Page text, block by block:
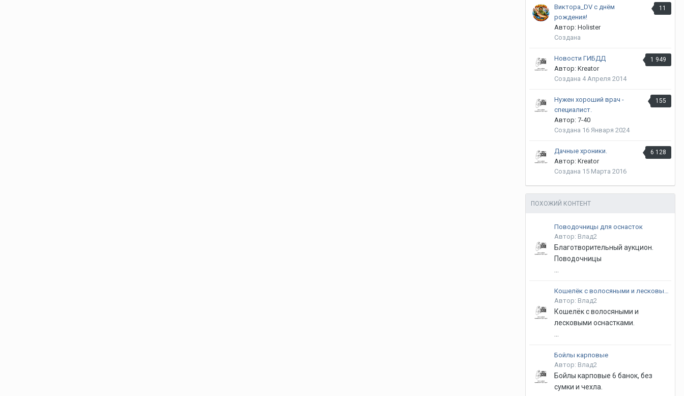
11
Виктора_DV с днём
рождения!
Автор: Holister
Создана
1 949
Новости ГИБДД
Автор: Kreator
Создана 4 Апреля 2014
155
Нужен хороший врач -
специалист.
Автор: 7-40
Создана 16 Января 2024
6 128
Дачные хроники.
Автор: Kreator
Создана 15 Марта 2016
ПОХОЖИЙ КОНТЕНТ
Поводочницы для оснасток
Автор: Влад2
Благотворительный аукцион.
Поводочницы
Автор: Влад2
Кошелёк с волосяными и
лесковыми оснастками.
Бойлы карповые
Автор: Влад2
Бойлы карповые 6 банок, без
сумки и чехла.